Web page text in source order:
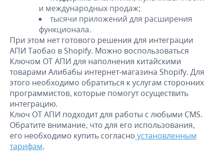
и международных продаж;
тысячи приложений для расширения
функционала.
При этом нет готового решения для интеграции
АПИ Таобао в Shopify. Можно воспользоваться
Ключом ОТ АПИ для наполнения китайскими
товарами Алибабы интернет-магазина Shopify. Для
этого необходимо обратиться к услугам сторонних
программистов, которые помогут осуществить
интеграцию.
Ключ ОТ АПИ подходит для работы с любыми CMS.
Обратите внимание, что для его использования,
его необходимо купить согласно установленным
тарифам.